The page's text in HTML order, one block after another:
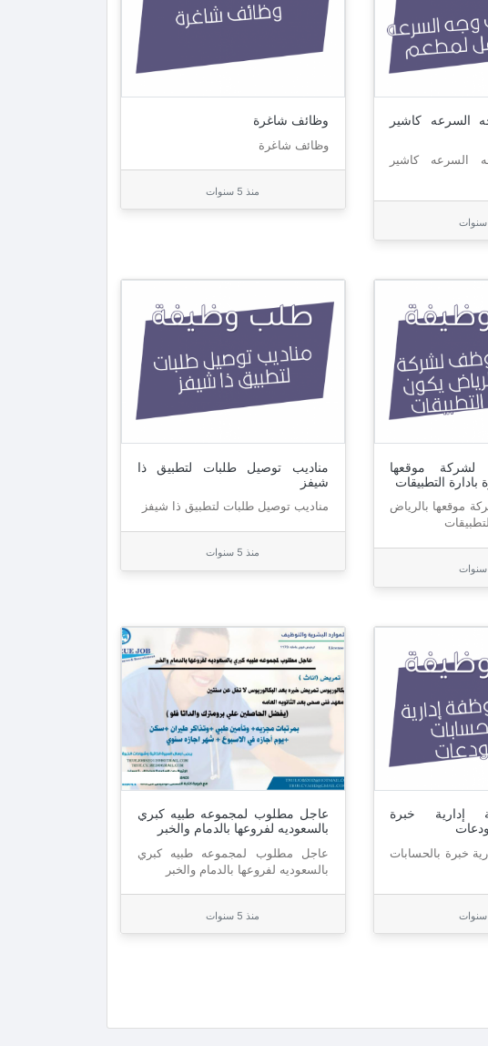
السرعه كاشير
السرعه كاشير
وظائف شاغرة
وظائف شاغرة
منذ 5 سنوات
موقعها
التطبيقات
موقعها بالرياض
مناديب توصيل طلبات لتطبيق ذا
شيفز
مناديب توصيل طلبات لتطبيق ذا شيفز
منذ 5 سنوات
خبرة
خبرة بالحسابات
عاجل مطلوب لمجموعه طبيه كبري
بالسعوديه لفروعها بالدمام والخبر
عاجل مطلوب لمجموعه طبيه كبري
بالسعوديه لفروعها بالدمام والخبر
منذ 5 سنوات